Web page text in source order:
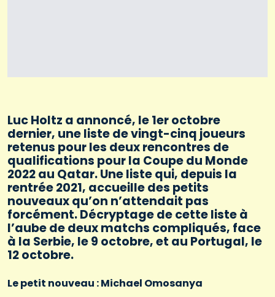
Luc Holtz a annoncé, le 1er octobre
dernier, une liste de vingt-cinq joueurs
retenus pour les deux rencontres de
qualifications pour la Coupe du Monde
2022 au Qatar. Une liste qui, depuis la
rentrée 2021, accueille des petits
nouveaux qu’on n’attendait pas
forcément. Décryptage de cette liste à
l’aube de deux matchs compliqués, face
à la Serbie, le 9 octobre, et au Portugal, le
12 octobre.
Le petit nouveau : Michael Omosanya